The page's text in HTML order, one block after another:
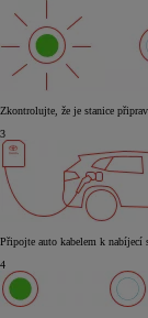
Zkontrolujte, že je stanice
3
Připojte auto kabelem k nabíjecí
4